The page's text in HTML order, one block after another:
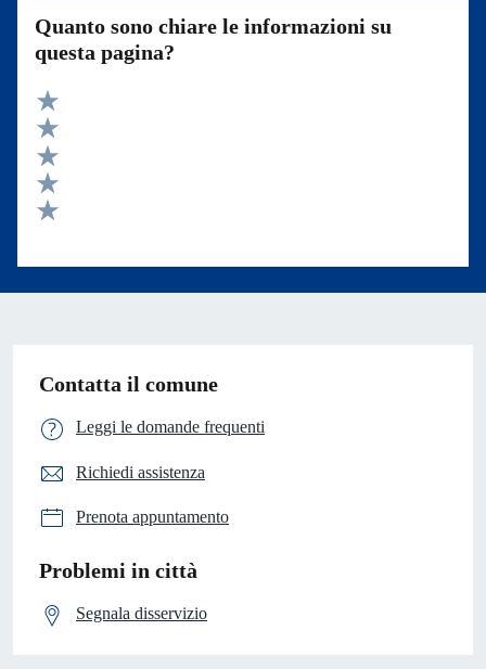
Quanto sono chiare le informazioni su
questa pagina?
Valuta 5 stelle su 5
Valuta 4 stelle su 5
Valuta 3 stelle su 5
Valuta 2 stelle su 5
Contatta il comune
Leggi le domande frequenti
Richiedi assistenza
Prenota appuntamento
Problemi in città
Segnala disservizio